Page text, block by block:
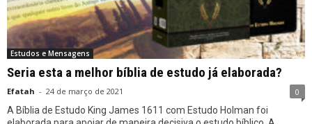
Estudos e Mensagens
Seria esta a melhor bíblia de estudo já elaborada?
Efatah - 24 de março de 2021 0
A Bíblia de Estudo King James 1611 com Estudo Holman foi